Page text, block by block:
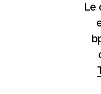
Le